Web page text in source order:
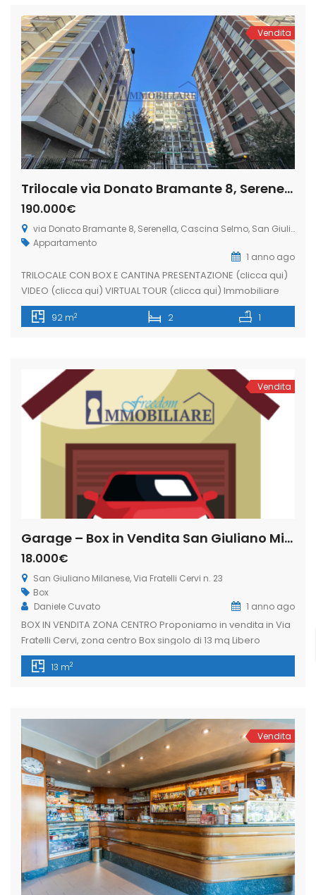
Vendita
Trilocale via Donato Bramante 8, Serenella, Cascina Selmo, San Giuliano Milanese (Rif. SGM24)
190.000€
via Donato Bramante 8, Serenella, Cascina Selmo, San Giuliano Milanese
Appartamento
1 anno ago
TRILOCALE CON BOX E CANTINA PRESENTAZIONE (clicca qui)
VIDEO (clicca qui) VIRTUAL TOUR (clicca qui) Immobiliare
Freedom propone in vendita un esclusivo trilocale di 92 mq,
situato al quarto piano con box e cantina, nella zona
92 m2 2 1
Vendita
Garage – Box in Vendita San Giuliano Milanese, Via Fratelli Cervi n. 23 (Rif. SGM-5)
18.000€
San Giuliano Milanese, Via Fratelli Cervi n. 23
Box
Daniele Cuvato
1 anno ago
BOX IN VENDITA ZONA CENTRO Proponiamo in vendita in Via
Fratelli Cervi, zona centro Box singolo di 13 mq Libero
subito!L’immobiliare Freedom nasce dall’esigenza di avere
un’assistenza completa per vendere o locare il proprio
servizio che pone al centro di tutto le necessità […]
13 m2
Vendita